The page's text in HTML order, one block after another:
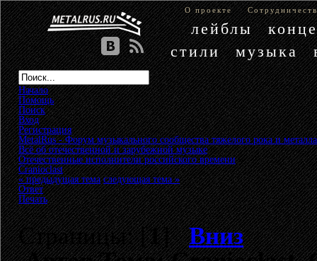
О проекте
лейблы
стили
музыка
Начало
Помощь
Поиск
Вход
Регистрация
MetalRus - Форум музыкального сообщества тяжелого рока и металла
Всё об отечественной и зарубежной музыке»
Отечественные исполнители российского времени»
Cranioclast
« предыдущая тема следующая тема »
Ответ
Печать
Страницы: [1]Вниз